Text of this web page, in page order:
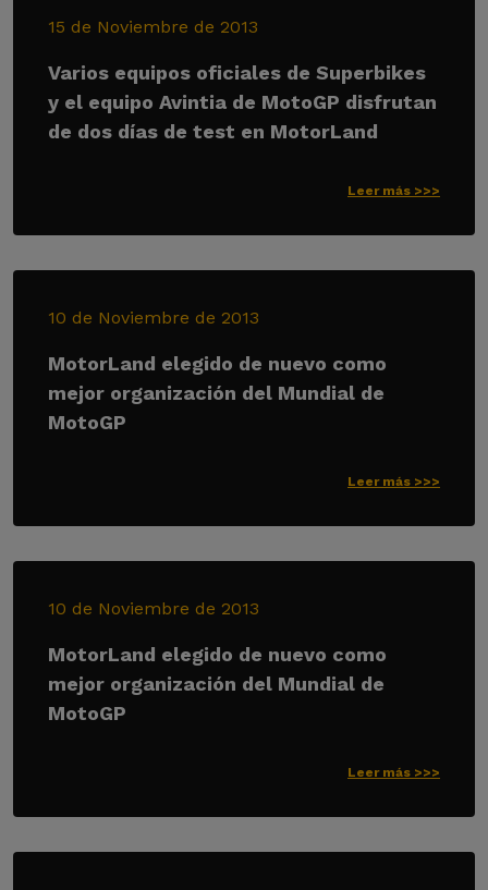
15 de Noviembre de 2013
Varios equipos oficiales de Superbikes
y el equipo Avintia de MotoGP disfrutan
de dos días de test en MotorLand
Leer más >>>
10 de Noviembre de 2013
MotorLand elegido de nuevo como
mejor organización del Mundial de
MotoGP
Leer más >>>
10 de Noviembre de 2013
MotorLand elegido de nuevo como
mejor organización del Mundial de
MotoGP
Leer más >>>